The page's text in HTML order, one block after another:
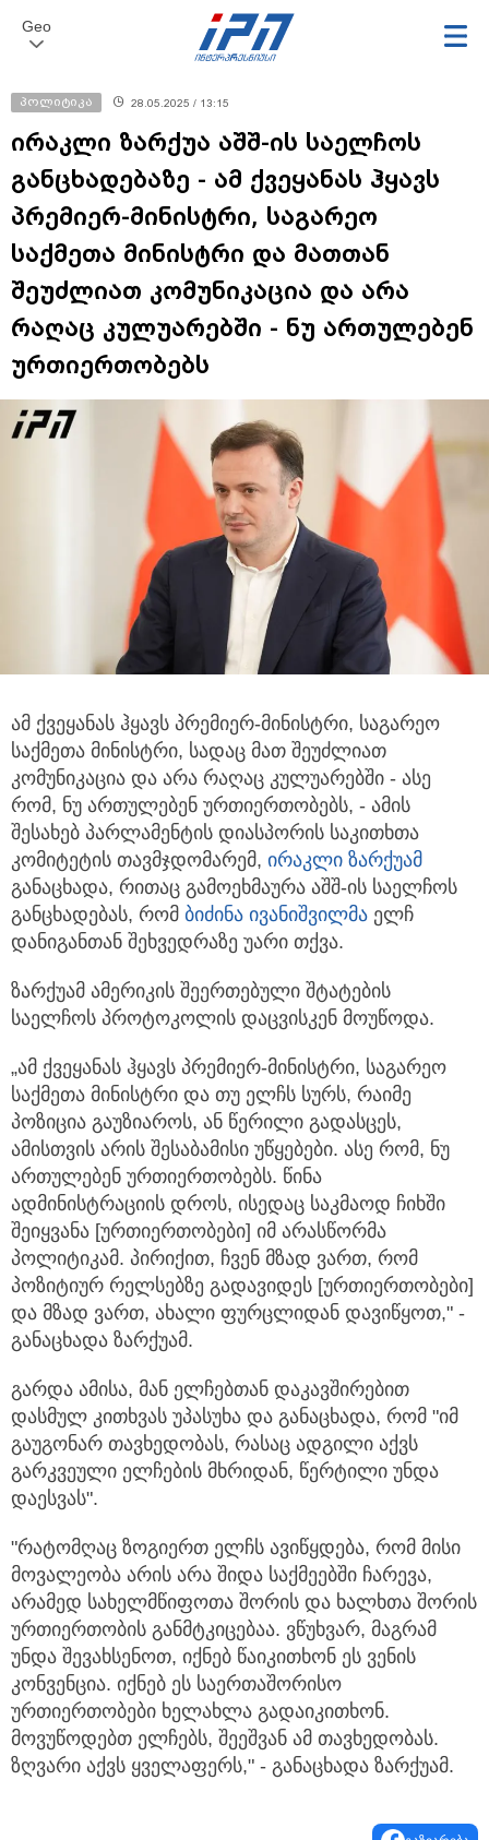
Geo
პოლიტიკა 28.05.2025 / 13:15
ირაკლი ზარქუა აშშ-ის საელჩოს
განცხადებაზე - ამ ქვეყანას ჰყავს
პრემიერ-მინისტრი, საგარეო
საქმეთა მინისტრი და მათთან
შეუძლიათ კომუნიკაცია და არა
რაღაც კულუარებში - ნუ ართულებენ
ურთიერთობებს
ამ ქვეყანას ჰყავს პრემიერ-მინისტრი, საგარეო
საქმეთა მინისტრი, სადაც მათ შეუძლიათ
კომუნიკაცია და არა რაღაც კულუარებში - ასე
რომ, ნუ ართულებენ ურთიერთობებს, - ამის
შესახებ პარლამენტის დიასპორის საკითხთა
კომიტეტის თავმჯდომარემ, ირაკლი ზარქუამ
განაცხადა, რითაც გამოეხმაურა აშშ-ის საელჩოს
განცხადებას, რომ ბიძინა ივანიშვილმა ელჩ
დანიგანთან შეხვედრაზე უარი თქვა.
ზარქუამ ამერიკის შეერთებული შტატების
საელჩოს პროტოკოლის დაცვისკენ მოუწოდა.
„ამ ქვეყანას ჰყავს პრემიერ-მინისტრი, საგარეო
საქმეთა მინისტრი და თუ ელჩს სურს, რაიმე
პოზიცია გაუზიაროს, ან წერილი გადასცეს,
ამისთვის არის შესაბამისი უწყებები. ასე რომ, ნუ
ართულებენ ურთიერთობებს. წინა
ადმინისტრაციის დროს, ისედაც საკმაოდ ჩიხში
შეიყვანა [ურთიერთობები] იმ არასწორმა
პოლიტიკამ. პირიქით, ჩვენ მზად ვართ, რომ
პოზიტიურ რელსებზე გადავიდეს [ურთიერთობები]
და მზად ვართ, ახალი ფურცლიდან დავიწყოთ," -
განაცხადა ზარქუამ.
გარდა ამისა, მან ელჩებთან დაკავშირებით
დასმულ კითხვას უპასუხა და განაცხადა, რომ "იმ
გაუგონარ თავხედობას, რასაც ადგილი აქვს
გარკვეული ელჩების მხრიდან, წერტილი უნდა
დაესვას".
"რატომღაც ზოგიერთ ელჩს ავიწყდება, რომ მისი
მოვალეობა არის არა შიდა საქმეებში ჩარევა,
არამედ სახელმწიფოთა შორის და ხალხთა შორის
ურთიერთობის განმტკიცებაა. ვწუხვარ, მაგრამ
უნდა შევახსენოთ, იქნებ წაიკითხონ ეს ვენის
კონვენცია. იქნებ ეს საერთაშორისო
ურთიერთობები ხელახლა გადაიკითხონ.
მოვუწოდებთ ელჩებს, შეეშვან ამ თავხედობას.
ზღვარი აქვს ყველაფერს," - განაცხადა ზარქუამ.